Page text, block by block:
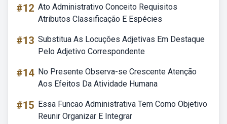
#12 Ato Administrativo Conceito Requisitos
Atributos Classificação E Espécies
#13 Substitua As Locuções Adjetivas Em Destaque
Pelo Adjetivo Correspondente
#14 No Presente Observa-se Crescente Atenção
Aos Efeitos Da Atividade Humana
#15 Essa Funcao Administrativa Tem Como Objetivo
Reunir Organizar E Integrar